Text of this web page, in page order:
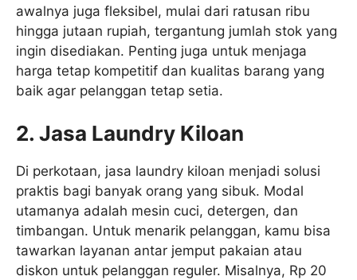
awalnya juga fleksibel, mulai dari ratusan ribu
hingga jutaan rupiah, tergantung jumlah stok yang
ingin disediakan. Penting juga untuk menjaga
harga tetap kompetitif dan kualitas barang yang
baik agar pelanggan tetap setia.
2. Jasa Laundry Kiloan
Di perkotaan, jasa laundry kiloan menjadi solusi
praktis bagi banyak orang yang sibuk. Modal
utamanya adalah mesin cuci, detergen, dan
timbangan. Untuk menarik pelanggan, kamu bisa
tawarkan layanan antar jemput pakaian atau
diskon untuk pelanggan reguler. Misalnya, Rp 20